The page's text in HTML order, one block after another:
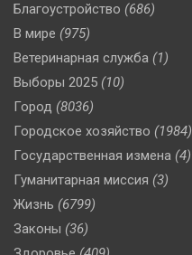
Благоустройство (686)
В мире (975)
Ветеринарная служба (1)
Выборы 2025 (10)
Город (8036)
Городское хозяйство (1984)
Государственная измена (4)
Гуманитарная миссия (3)
Жизнь (6799)
Законы (36)